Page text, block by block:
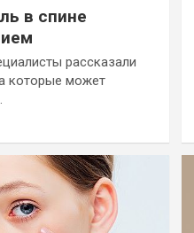
в спине
рассказали
которые может